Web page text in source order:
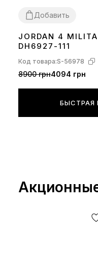
Добавить
363738394041 4243
JORDAN 4
DH6927-111
Код товара:S-56978
8900 грн4094 грн
БЫСТРАЯ